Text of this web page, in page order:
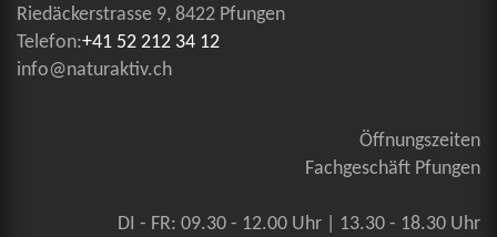
Riedäckerstrasse 9, 8422 Pfungen
Telefon:+41 52 212 34 12
info@naturaktiv.ch
Öffnungszeiten
Fachgeschäft Pfungen
DI - FR: 09.30 - 12.00 Uhr | 13.30 - 18.30 Uhr